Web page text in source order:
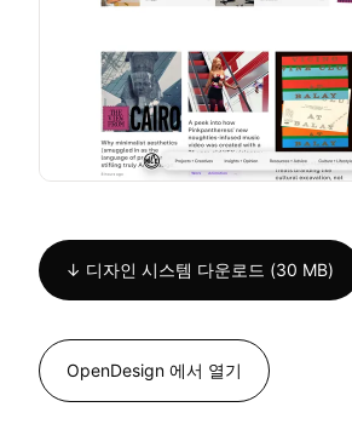
↓ 디자인 시스템 다운로드 (30 MB)
OpenDesign 에서 열기